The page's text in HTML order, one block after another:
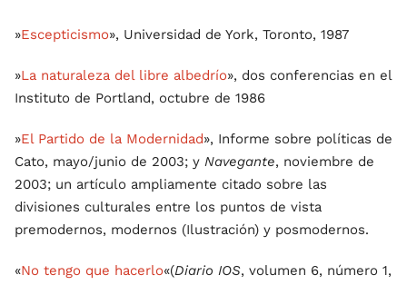
»Escepticismo», Universidad de York, Toronto, 1987
»La naturaleza del libre albedrío», dos conferencias en el
Instituto de Portland, octubre de 1986
»El Partido de la Modernidad», Informe sobre políticas de
Cato, mayo/junio de 2003; y Navegante, noviembre de
2003; un artículo ampliamente citado sobre las
divisiones culturales entre los puntos de vista
premodernos, modernos (Ilustración) y posmodernos.
«No tengo que hacerlo«(Diario IOS, volumen 6, número 1,